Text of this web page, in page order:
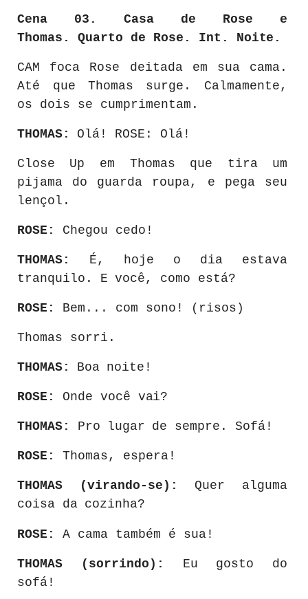
Cena 03. Casa de Rose
e
Thomas.
Quarto de Rose. Int. Noite.
CAM foca Rose deitada em sua
cama.
Até
que Thomas
surge. Calmamente,
os dois se cumprimentam.
THOMAS: Olá! ROSE: Olá!
Close Up em Thomas que tira
um
pijama
do guarda roupa, e pega
seu
lençol.
ROSE: Chegou cedo!
THOMAS: É, hoje o dia
estava
tranquilo.
E você, como está?
ROSE: Bem... com sono! (risos)
Thomas sorri.
THOMAS: Boa noite!
ROSE: Onde você vai?
THOMAS: Pro lugar de sempre. Sofá!
ROSE: Thomas, espera!
THOMAS (virando-se): Quer
alguma
coisa da cozinha?
ROSE: A cama também é sua!
THOMAS (sorrindo): Eu gosto
do
sofá!